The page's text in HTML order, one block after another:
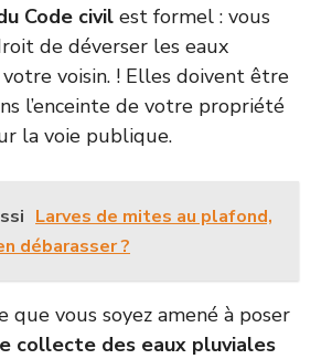
Code civil est formel : vous
de déverser les eaux
voisin. ! Elles doivent être
l’enceinte de votre propriété
la voie publique.
Larves de mites au plafond,
débarasser ?
que vous soyez amené à poser
collecte des eaux pluviales